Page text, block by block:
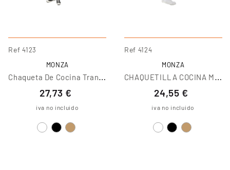
Ref 4123
MONZA
C
Haqueta De Cocina Transpirable
27,73 €
iva no incluido
Ref 4124
MONZA
C
HAQUETILLA COCINA MANGA CORTA Growing Fit
24,55 €
iva no incluido